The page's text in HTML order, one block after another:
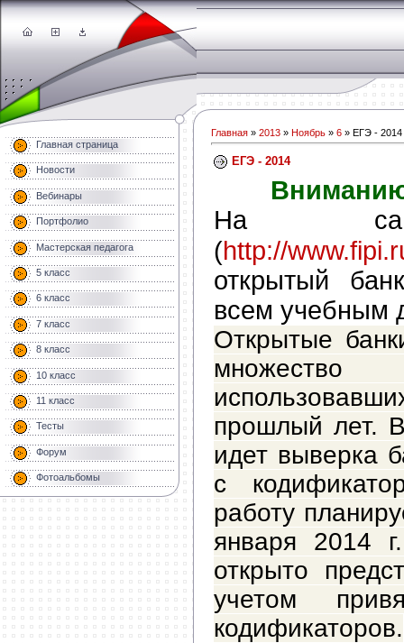
Главная страница
Новости
Вебинары
Портфолио
Мастерская педагога
5 класс
6 класс
7 класс
8 класс
10 класс
11 класс
Тесты
Форум
Фотоальбомы
Главная » 2013 » Ноябрь » 6 » ЕГЭ - 2014
ЕГЭ - 2014
На
(http://
открытый
всем учебным
Открытые
прошлый лет.
идет выверка
с
работу
января 2014
открыто
учетом
кодификаторов.